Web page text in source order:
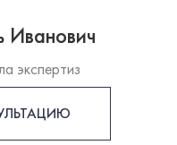
Иванович
экспертиз